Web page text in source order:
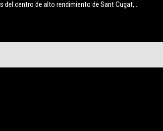
centro de alto rendimiento de Sant Cugat,…